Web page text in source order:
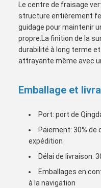
Le centre de fraisage
structure entièrement
guidage pour maintenir
propre.La finition de la
durabilité à long terme
attrayante même avec
Emballage et
Port: port de
Paiement: 30% de
expédition
Délai de livraison:
Emballages en
à la navigation